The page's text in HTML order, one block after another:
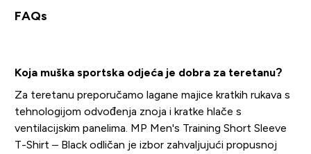
FAQs
Koja muška sportska odjeća je dobra za teretanu?
Za teretanu preporučamo lagane majice kratkih rukava s
tehnologijom odvođenja znoja i kratke hlače s
ventilacijskim panelima. MP Men's Training Short Sleeve
T-Shirt – Black odličan je izbor zahvaljujući propusnoj